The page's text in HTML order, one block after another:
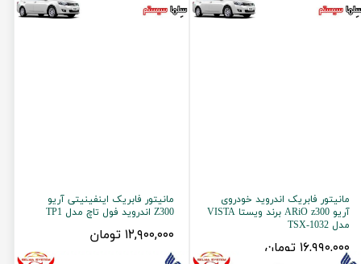
مانیتور فابریک اندروید خودروی
آریو ARiO z300 برند ویستا VISTA
مدل TSX-1032
۱۶,۹۹۰,۰۰۰ تومان
مانیتور فابریک اینفینیتی آریو
Z300 اندروید فول تاچ مدل TP1
۱۲,۹۰۰,۰۰۰ تومان